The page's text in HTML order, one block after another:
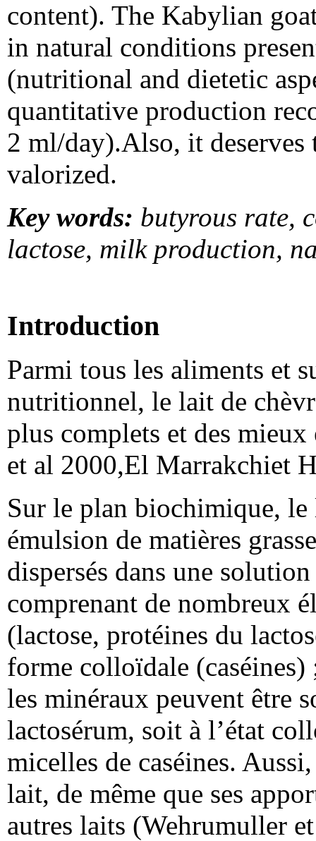
content). The Kabylian
in natural conditions
(nutritional and dietetic
quantitative production
2 ml/day).Also, it deserves
valorized.
Key words: butyrous rate,
lactose, milk production,
Introduction
Parmi tous les aliments et
nutritionnel, le lait de
plus complets et des
et al 2000,El Marrakchiet
Sur le plan biochimique,
émulsion de matières
dispersés dans une
comprenant de nombreux
(lactose, protéines du
forme colloïdale
les minéraux peuvent être
lactosérum, soit à l’état
micelles de caséines.
lait, de même que ses
autres laits (Wehrumuller